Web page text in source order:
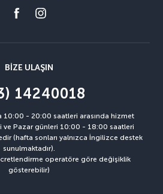
BIZE ULAŞIN
14240018
10:00 - 20:00 saatleri arasında hizmet
ve Pazar günleri 10:00 - 18:00 saatleri
(hafta sonları yalnızca İngilizce destek
sunulmaktadır).
operatöre göre değişiklik
gösterebilir)